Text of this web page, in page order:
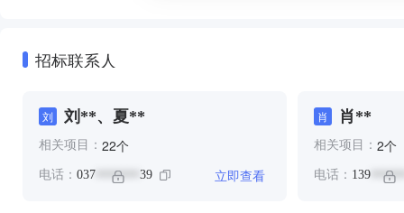
招标联系人
刘 刘**、夏**
相关项目： 22个
电话： 037 ******* 39 立即查看
肖 肖**
相关项目： 2个
电话： 139